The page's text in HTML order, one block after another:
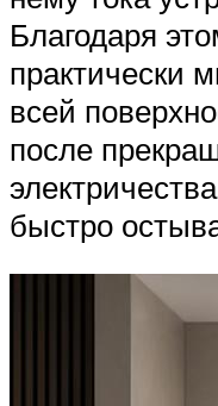
Благодаря
практически
всей
после
быстро